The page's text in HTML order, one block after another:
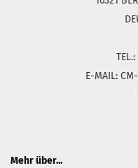
E-MAIL: CM-
Mehr über...